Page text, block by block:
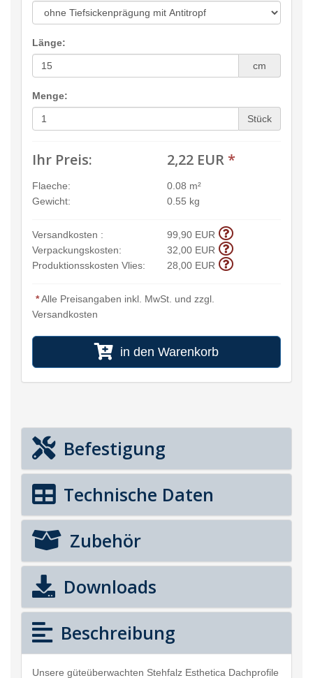
Länge:
cm
Menge:
Stück
Ihr Preis: 2,22 EUR*
Flaeche:
0.08 m²
Gewicht:
0.55 kg
Versandkosten :
99,90 EUR
Verpackungskosten:
32,00 EUR
Produktionsskosten Vlies:
28,00 EUR
*Alle Preisangaben inkl. MwSt. und zzgl.
Versandkosten
in den Warenkorb
Befestigung
Technische Daten
Zubehör
Downloads
Beschreibung
Unsere güteüberwachten Stehfalz Esthetica Dachprofile